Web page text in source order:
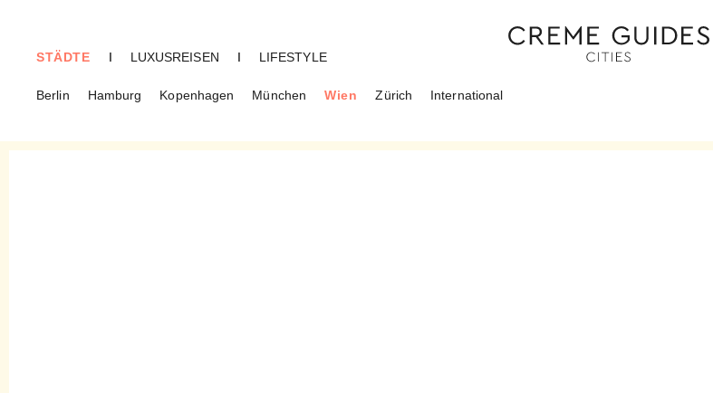
STÄDTE
Berlin Hamburg Kopenhagen München Wien Zürich International
I LUXUSREISEN I LIFESTYLE